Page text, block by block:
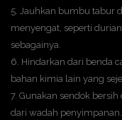
5. Jauhkan bumbu tabur
menyengat, seperti
sebagainya.
6. Hindarkan dari benda
bahan kimia lain yang
7. Gunakan sendok
dari wadah penyimpanan.